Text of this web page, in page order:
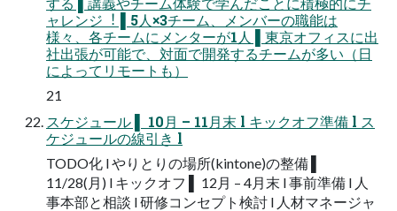
ャレンジ︕ ▌5⼈×3チーム、メンバーの職能は
様々、各チームにメンターが1⼈ ▌東京オフィスに出
社出張が可能で、対⾯で開発するチームが多い（⽇
によってリモートも）
21
スケジュール ▌ 10⽉ – 11⽉末 l キックオフ準備 l ス
ケジュールの線引き l
TODO化 l やりとりの場所(kintone)の整備 ▌
11/28(⽉) l キックオフ ▌ 12⽉ – 4⽉末 l 事前準備 l ⼈
事本部と相談 l 研修コンセプト検討 l ⼈材マネージャ